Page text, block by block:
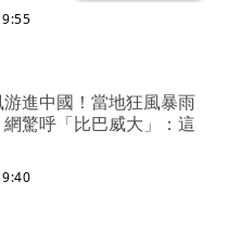
進中國！當地狂風暴雨
驚呼「比巴威大」：這